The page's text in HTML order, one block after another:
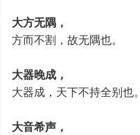
大方无隅，
方而不割，故无隅也。
大器晚成，
大器成，天下不持全别也
大音希声，